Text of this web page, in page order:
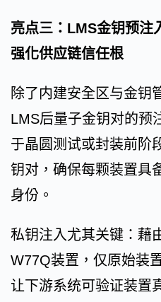
亮点三：LMS金钥预注
强化供应链信任根
除了内建安全区与金钥
LMS后量子金钥对的预
于晶圆测试或封装前阶
钥对，确保每颗装置具
身份。
私钥注入尤其关键：藉
W77Q装置，仅原始装
让下游系统可验证装置